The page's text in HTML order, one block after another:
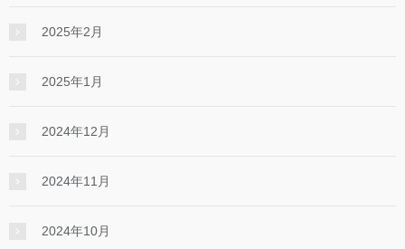
2025年2月
2025年1月
2024年12月
2024年11月
2024年10月